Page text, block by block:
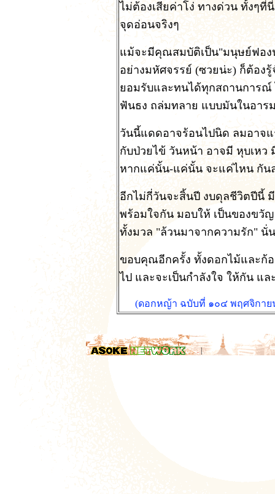
ไม่ต้องเสียค่าโง่ ทางด่วน ทั้งๆ
จุดอ่อนจริงๆ
แม้จะมีคุณสมบัติเป็น"มนุษย์ฟอ
อย่างมหัศจรรย์ (ซวยน่ะ) ก็ต้อง
ยอมรับและทนได้ทุกสถานการณ์
ฟันธง ถล่มทลาย แบบมันในอา
วันนี้แดดอาจร้อนไปนิด ลมอาจแ
กับป่วยไข้ วันหน้า อาจมี หุบเห
หากแค่นั้น-แค่นั้น จะแค่ไหน กัน
อีกไม่กี่วันจะสิ้นปี งบดุลชีวิตปีนี้
พร้อมใจกัน มอบให้ เป็นของขวั
ทั้งมวล "ล้วนมาจากความรัก" นั่
ขอบคุณอีกครั้ง ทั้งดอกไม้และก้อ
ไป และจะเป็นกำลังใจ ให้กัน แ
(ดอกหญ้า ฉบับที่ ๑๐๔ พฤศจิกา
.|